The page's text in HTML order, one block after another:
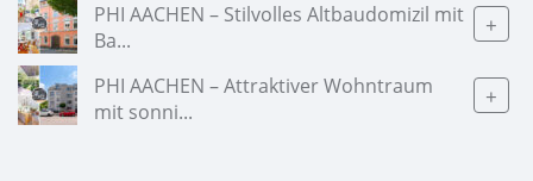
PHI AACHEN – Stilvolles Altbaudomizil mit
Ba...
+
PHI AACHEN – Attraktiver Wohntraum
mit sonni...
+